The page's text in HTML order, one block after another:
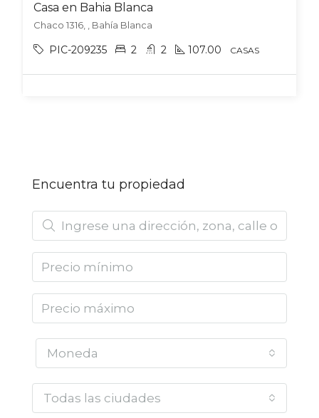
Casa en Bahia Blanca
Chaco 1316, , Bahía Blanca
PIC-209235 2 2 107.00 CASAS
Encuentra tu propiedad
Moneda
Todas las ciudades